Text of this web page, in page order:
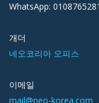
WhatsApp:
개더
네오코리아 오피스
이메일
mail@neo-korea.com